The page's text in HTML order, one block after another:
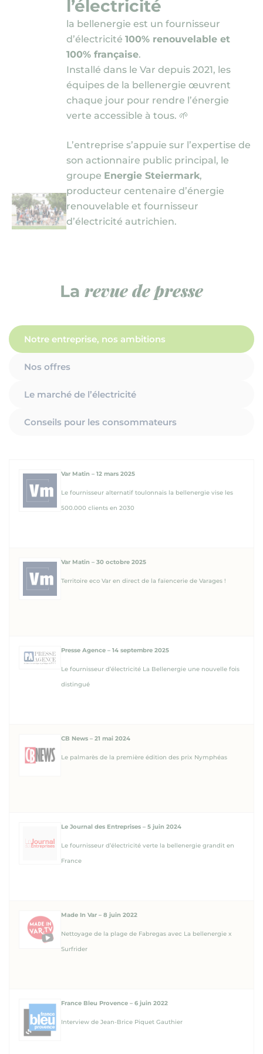
Nous contacter
l’électricité
la bellenergie est un fournisseur
d’électricité 100% renouvelable et
100% française.
Installé dans le Var depuis 2021, les
équipes de la bellenergie œuvrent
chaque jour pour rendre l’énergie
verte accessible à tous. 🌱
L’entreprise s’appuie sur l’expertise de
son actionnaire public principal, le
groupe Energie Steiermark,
producteur centenaire d’énergie
renouvelable et fournisseur
d’électricité autrichien.
La revue de presse
Notre entreprise, nos ambitions
Nos offres
Le marché de l’électricité
Conseils pour les consommateurs
Var Matin – 12 mars 2025
Le fournisseur alternatif toulonnais la bellenergie vise les
500.000 clients en 2030
Var Matin – 30 octobre 2025
Territoire eco Var en direct de la faïencerie de Varages !
Presse Agence – 14 septembre 2025
Le fournisseur d’électricité La Bellenergie une nouvelle fois
distingué
CB News – 21 mai 2024
Le palmarès de la première édition des prix Nymphéas
Le Journal des Entreprises – 5 juin 2024
Le fournisseur d’électricité verte la bellenergie grandit en
France
Made In Var – 8 juin 2022
Nettoyage de la plage de Fabregas avec La bellenergie x
Surfrider
France Bleu Provence – 6 juin 2022
Interview de Jean-Brice Piquet Gauthier